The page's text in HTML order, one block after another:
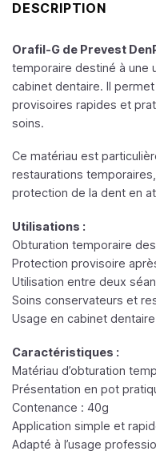
DESCRIPTION
Orafil-G de Prevest
temporaire destiné à une
cabinet dentaire. Il
provisoires rapides et
soins.
Ce matériau est
restaurations
protection de la dent en
Utilisations :
Obturation temporaire
Protection provisoire
Utilisation entre deux
Soins conservateurs et
Usage en cabinet dentaire
Caractéristiques :
Matériau d’obturation
Présentation en pot
Contenance : 40g
Application simple et
Adapté à l’usage